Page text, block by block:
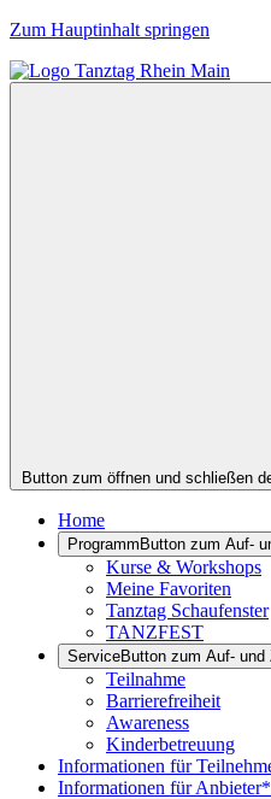
Zum Hauptinhalt springen
Button zum öffnen und schließen
Home
Programm Button zum Auf-
Kurse & Workshops
Meine Favoriten
Tanztag Schaufenster
TANZFEST
ServiceButton zum Auf- und
Teilnahme
Barrierefreiheit
Awareness
Kinderbetreuung
Informationen für
Informationen für